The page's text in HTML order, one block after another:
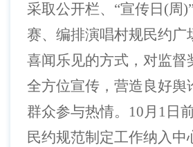
采取公开栏、 “宣传日(周
赛、编排演唱村规民约广
喜闻乐见的方式，对监督
全方位宣传，营造良好舆
群众参与热情。10月1日
民约规范制定工作纳入中